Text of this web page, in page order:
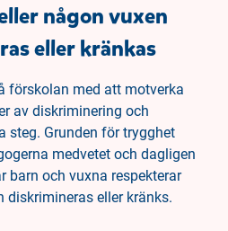
någon vuxen
eller kränkas
förskolan med att motverka
av diskriminering och
steg. Grunden för trygghet
medvetet och dagligen
barn och vuxna respekterar
diskrimineras eller kränks.